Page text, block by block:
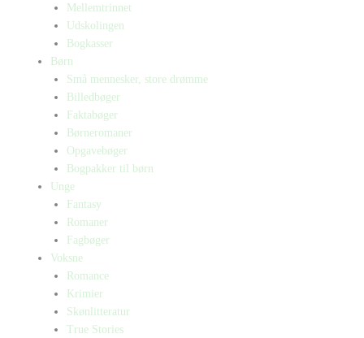
Mellemtrinnet
Udskolingen
Bogkasser
Børn
Små mennesker, store drømme
Billedbøger
Faktabøger
Børneromaner
Opgavebøger
Bogpakker til børn
Unge
Fantasy
Romaner
Fagbøger
Voksne
Romance
Krimier
Skønlitteratur
True Stories